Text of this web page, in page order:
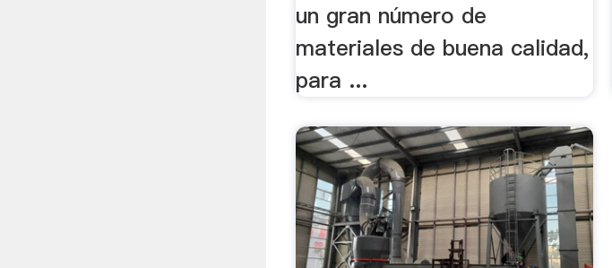
un gran número de
materiales de buena calidad,
para ...